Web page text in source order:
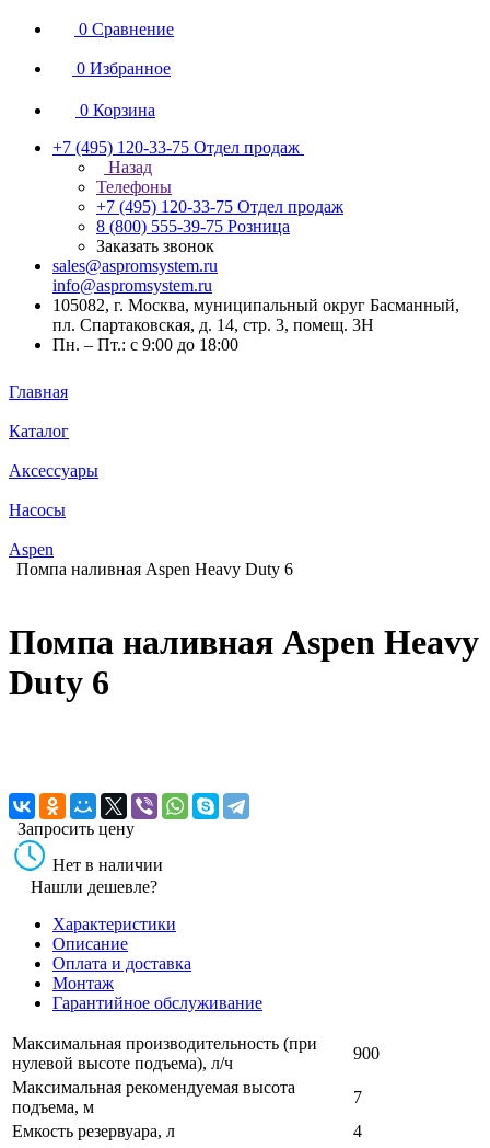
0 Сравнение
0 Избранное
0 Корзина
+7 (495) 120-33-75 Отдел продаж
Назад
Телефоны
+7 (495) 120-33-75 Отдел продаж
8 (800) 555-39-75 Розница
Заказать звонок
sales@aspromsystem.ru
info@aspromsystem.ru
105082, г. Москва, муниципальный округ Басманный,
пл. Спартаковская, д. 14, стр. 3, помещ. 3Н
Пн. – Пт.: с 9:00 до 18:00
Главная
Каталог
Аксессуары
Насосы
Aspen
Помпа наливная Aspen Heavy Duty 6
Помпа наливная Aspen Heavy
Duty 6
Запросить цену
Нет в наличии
Нашли дешевле?
Характеристики
Описание
Оплата и доставка
Монтаж
Гарантийное обслуживание
Максимальная производительность (при
нулевой высоте подъема), л/ч
900
Максимальная рекомендуемая высота
подъема, м
7
Емкость резервуара, л
4